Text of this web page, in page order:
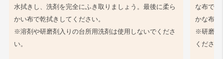
水拭きし、洗剤を完全にふき取りましょう。最後に柔ら
かい布で乾拭きしてください。
※溶剤や研磨剤入りの台所用洗剤は使用しないでくださ
い。
な布で軽
かな布で
※研磨剤
ください